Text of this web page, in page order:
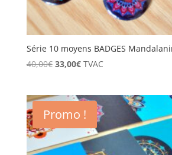
Série 10 moyens BADGES
40,00€ Le
était :
40,00€.
33,00€Le
est :
33,00€.
TVAC
Promo !